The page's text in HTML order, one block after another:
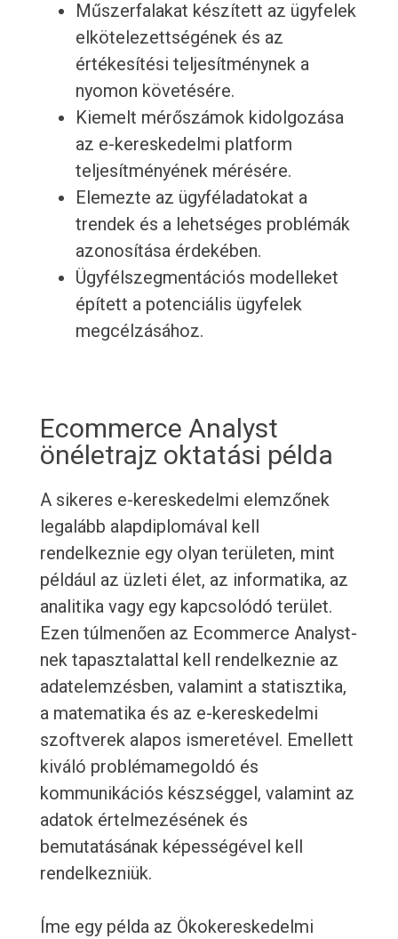
Műszerfalakat készített az ügyfelek
elkötelezettségének és az
értékesítési teljesítménynek a
nyomon követésére.
Kiemelt mérőszámok kidolgozása
az e-kereskedelmi platform
teljesítményének mérésére.
Elemezte az ügyféladatokat a
trendek és a lehetséges problémák
azonosítása érdekében.
Ügyfélszegmentációs modelleket
épített a potenciális ügyfelek
megcélzásához.
Ecommerce Analyst
önéletrajz oktatási példa
A sikeres e-kereskedelmi elemzőnek
legalább alapdiplomával kell
rendelkeznie egy olyan területen, mint
például az üzleti élet, az informatika, az
analitika vagy egy kapcsolódó terület.
Ezen túlmenően az Ecommerce Analyst-
nek tapasztalattal kell rendelkeznie az
adatelemzésben, valamint a statisztika,
a matematika és az e-kereskedelmi
szoftverek alapos ismeretével. Emellett
kiváló problémamegoldó és
kommunikációs készséggel, valamint az
adatok értelmezésének és
bemutatásának képességével kell
rendelkezniük.
Íme egy példa az Ökokereskedelmi